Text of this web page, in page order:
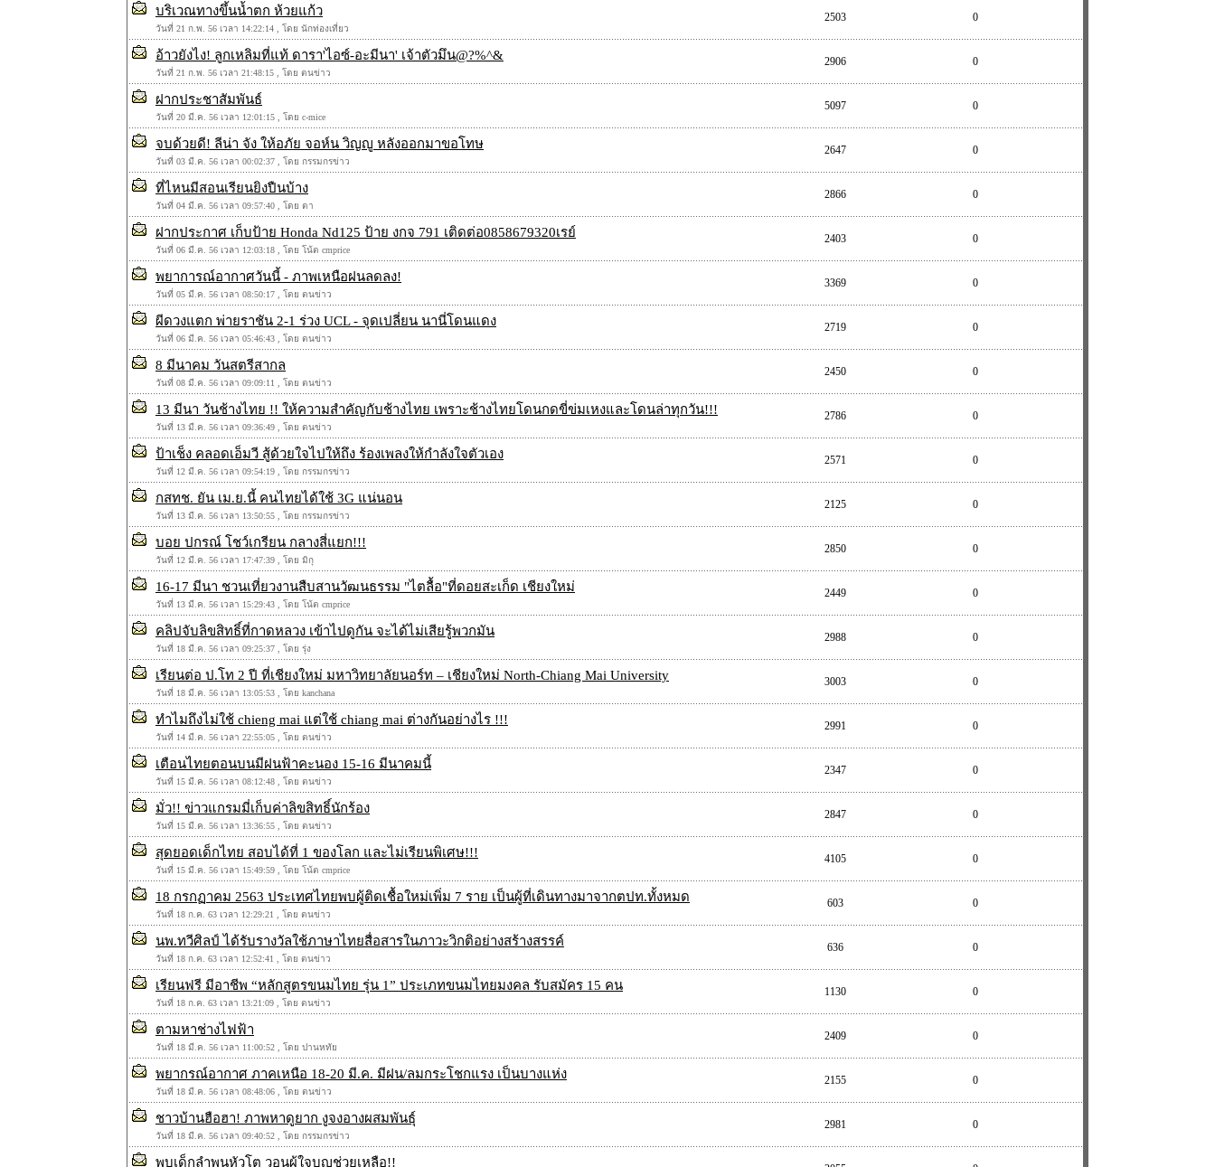
บริเวณทางขึ้นน้ำตก ห้วยแก้ว
วันที่ 21 ก.พ. 56 เวลา 14:22:14 , โดย นักท่องเที่ยว
2503 0
อ้าวยังไง! ลูกเหลิมที่แท้ ดารา'ไอซ์-อะมีนา' เจ้าตัวมึน@?%^&
วันที่ 21 ก.พ. 56 เวลา 21:48:15 , โดย ตนข่าว
2906 0
ฝากประชาสัมพันธ์
วันที่ 20 มี.ค. 56 เวลา 12:01:15 , โดย c-mice
5097 0
จบด้วยดี! ลีน่า จัง ให้อภัย จอห์น วิญญู หลังออกมาขอโทษ
วันที่ 03 มี.ค. 56 เวลา 00:02:37 , โดย กรรมกรข่าว
2647 0
ที่ไหนมีสอนเรียนยิงปืนบ้าง
วันที่ 04 มี.ค. 56 เวลา 09:57:40 , โดย ตา
2866 0
ฝากประกาศ เก็บป้าย Honda Nd125 ป้าย งกจ 791 เติดต่อ0858679320เรย์
วันที่ 06 มี.ค. 56 เวลา 12:03:18 , โดย โน้ต cmprice
2403 0
พยาการณ์อากาศวันนี้ - ภาพเหนือฝนลดลง!
วันที่ 05 มี.ค. 56 เวลา 08:50:17 , โดย ตนข่าว
3369 0
ผีดวงแตก พ่ายราชัน 2-1 ร่วง UCL - จุดเปลี่ยน นานี่โดนแดง
วันที่ 06 มี.ค. 56 เวลา 05:46:43 , โดย ตนข่าว
2719 0
8 มีนาคม วันสตรีสากล
วันที่ 08 มี.ค. 56 เวลา 09:09:11 , โดย ตนข่าว
2450 0
13 มีนา วันช้างไทย !! ให้ความสำคัญกับช้างไทย เพราะช้างไทยโดนกดขี่ข่มเหงและโดนล่าทุกวัน!!!
วันที่ 13 มี.ค. 56 เวลา 09:36:49 , โดย ตนข่าว
2786 0
ป้าเช็ง คลอดเอ็มวี สู้ด้วยใจไปให้ถึง ร้องเพลงให้กำลังใจตัวเอง
วันที่ 12 มี.ค. 56 เวลา 09:54:19 , โดย กรรมกรข่าว
2571 0
กสทช. ยัน เม.ย.นี้ คนไทยได้ใช้ 3G แน่นอน
วันที่ 13 มี.ค. 56 เวลา 13:50:55 , โดย กรรมกรข่าว
2125 0
บอย ปกรณ์ โชว์เกรียน กลางสี่แยก!!!
วันที่ 12 มี.ค. 56 เวลา 17:47:39 , โดย มิกุ
2850 0
16-17 มีนา ชวนเที่ยวงานสืบสานวัฒนธรรม "ไตลื้อ"ที่ดอยสะเก็ด เชียงใหม่
วันที่ 13 มี.ค. 56 เวลา 15:29:43 , โดย โน้ต cmprice
2449 0
คลิปจับลิขสิทธิ์ที่กาดหลวง เข้าไปดูกัน จะได้ไม่เสียรู้พวกมัน
วันที่ 18 มี.ค. 56 เวลา 09:25:37 , โดย รุ่ง
2988 0
เรียนต่อ ป.โท 2 ปี ที่เชียงใหม่ มหาวิทยาลัยนอร์ท – เชียงใหม่ North-Chiang Mai University
วันที่ 18 มี.ค. 56 เวลา 13:05:53 , โดย kanchana
3003 0
ทำไมถึงไม่ใช้ chieng mai แต่ใช้ chiang mai ต่างกันอย่างไร !!!
วันที่ 14 มี.ค. 56 เวลา 22:55:05 , โดย ตนข่าว
2991 0
เตือนไทยตอนบนมีฝนฟ้าคะนอง 15-16 มีนาคมนี้
วันที่ 15 มี.ค. 56 เวลา 08:12:48 , โดย ตนข่าว
2347 0
มั่ว!! ข่าวแกรมมี่เก็บค่าลิขสิทธิ์นักร้อง
วันที่ 15 มี.ค. 56 เวลา 13:36:55 , โดย ตนข่าว
2847 0
สุดยอดเด็กไทย สอบได้ที่ 1 ของโลก และไม่เรียนพิเศษ!!!
วันที่ 15 มี.ค. 56 เวลา 15:49:59 , โดย โน้ต cmprice
4105 0
18 กรกฏาคม 2563 ประเทศไทยพบผู้ติดเชื้อใหม่เพิ่ม 7 ราย เป็นผู้ที่เดินทางมาจากตปท.ทั้งหมด
วันที่ 18 ก.ค. 63 เวลา 12:29:21 , โดย ตนข่าว
603 0
นพ.ทวีศิลป์ ได้รับรางวัลใช้ภาษาไทยสื่อสารในภาวะวิกติอย่างสร้างสรรค์
วันที่ 18 ก.ค. 63 เวลา 12:52:41 , โดย ตนข่าว
636 0
เรียนฟรี มีอาชีพ “หลักสูตรขนมไทย รุ่น 1” ประเภทขนมไทยมงคล รับสมัคร 15 คน
วันที่ 18 ก.ค. 63 เวลา 13:21:09 , โดย ตนข่าว
1130 0
ตามหาช่างไฟฟ้า
วันที่ 18 มี.ค. 56 เวลา 11:00:52 , โดย ปานหทัย
2409 0
พยากรณ์อากาศ ภาคเหนือ 18-20 มี.ค. มีฝน/ลมกระโชกแรง เป็นบางแห่ง
วันที่ 18 มี.ค. 56 เวลา 08:48:06 , โดย ตนข่าว
2155 0
ชาวบ้านฮือฮา! ภาพหาดูยาก งูจงอางผสมพันธุ์
วันที่ 18 มี.ค. 56 เวลา 09:40:52 , โดย กรรมกรข่าว
2981 0
พบเด็กลำพูนหัวโต วอนผู้ใจบุญช่วยเหลือ!!